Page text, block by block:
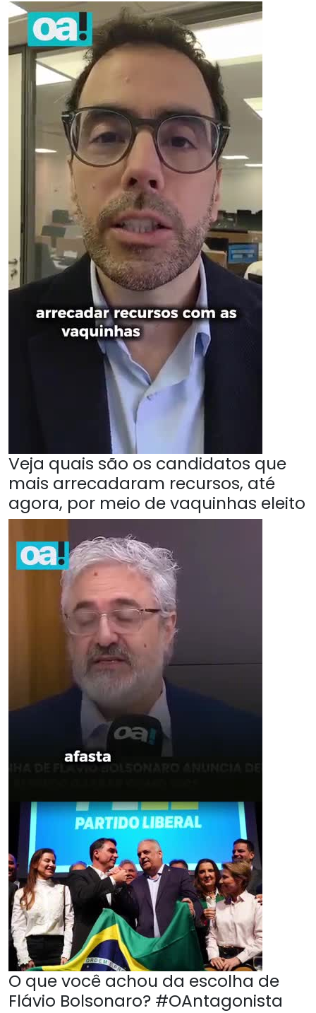
Veja quais são os candidatos que
mais arrecadaram recursos, até
agora, por meio de vaquinhas eleito
O que você achou da escolha de
Flávio Bolsonaro? #OAntagonista